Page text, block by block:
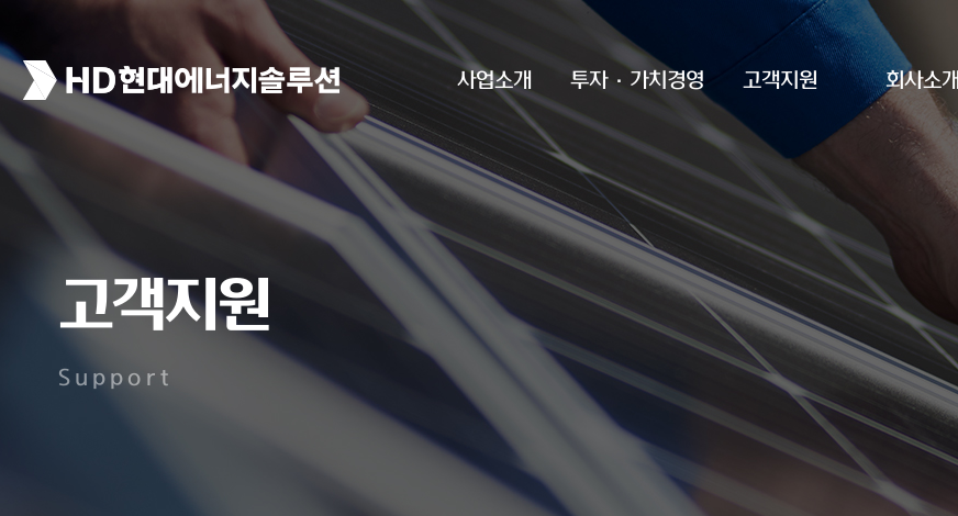
사업소개 투자·가치경영 고객지원 회사소개
고객지원
Support